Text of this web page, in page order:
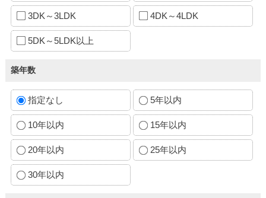
3DK～3LDK 4DK～4LDK
5DK～5LDK以上
築年数
指定なし 5年以内
10年以内 15年以内
20年以内 25年以内
30年以内